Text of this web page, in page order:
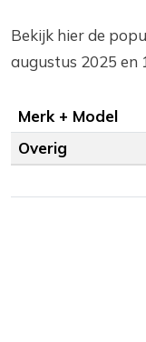
Bekijk hier de
augustus 2025 en
Merk + Model
Overig